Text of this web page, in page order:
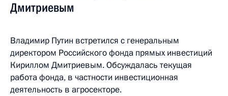
Дмитриевым
Владимир Путин встретился с генеральным
директором Российского фонда прямых инвестиций
Кириллом Дмитриевым. Обсуждалась текущая
работа фонда, в частности инвестиционная
деятельность в агросекторе.